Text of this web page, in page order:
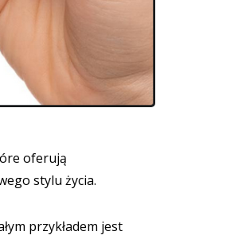
oferują
stylu życia.
przykładem jest